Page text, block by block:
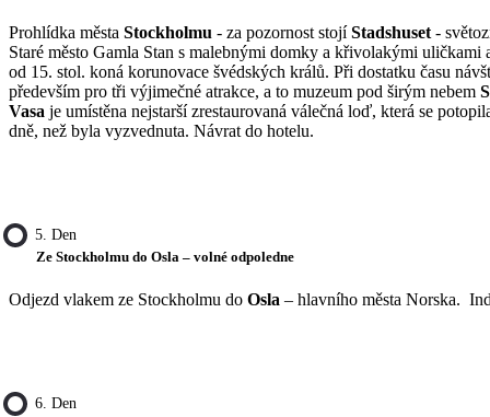
Prohlídka města Stockholmu - za pozornost stojíStadshuset -
Staré město Gamla Stan s malebnými domky a křivolakými
od 15. stol. koná korunovace švédských králů. Při dostatku času
především pro tři ­výjimečné atrakce, a to muzeum pod širým nebem
Vasa je umístěna nejstarší zrestaurovaná válečná loď, která se
dně, než byla vyzvednuta. Návrat do hotelu.
5. Den
Ze Stockholmu do Osla – volné odpoledne
Odjezd vlakem ze Stockholmu do Osla – hlavního města Norska.
6. Den